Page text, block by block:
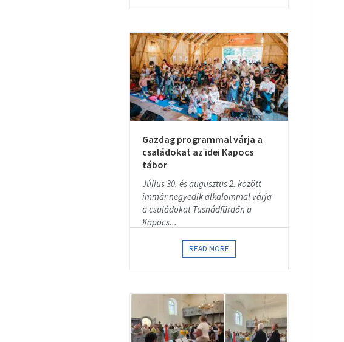
Gazdag programmal várja a
családokat az idei Kapocs
tábor
Július 30. és augusztus 2. között
immár negyedik alkalommal várja
a családokat Tusnádfürdőn a
Kapocs...
READ MORE